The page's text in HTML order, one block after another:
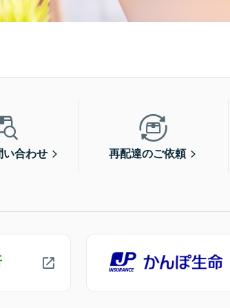
合わせ 再配達のご依頼